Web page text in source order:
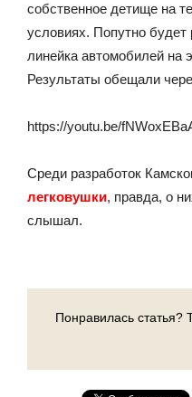
собственное детище на
условиях. Попутно будет
линейка автомобилей на
Результаты обещали
https://youtu.be/
Среди разработок
легковушки, правда, о
слышал.
Понравилась статья?